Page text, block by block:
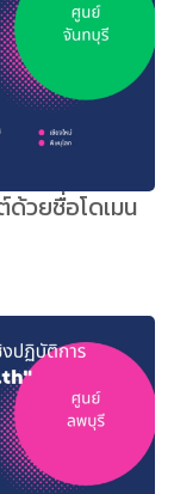
ด้วยชื่อโดเมน